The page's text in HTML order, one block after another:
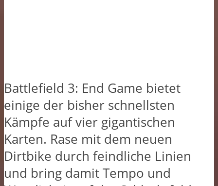
Battlefield 3: End Game bietet
einige der bisher schnellsten
Kämpfe auf vier gigantischen
Karten. Rase mit dem neuen
Dirtbike durch feindliche Linien
und bring damit Tempo und